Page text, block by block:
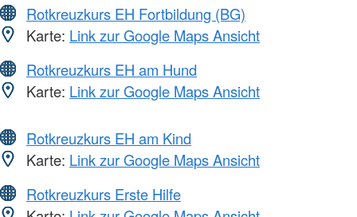
Rotkreuzkurs EH Fortbildung (BG)
Karte: Link zur Google Maps Ansicht
Rotkreuzkurs EH am Hund
Karte: Link zur Google Maps Ansicht
Rotkreuzkurs EH am Kind
Karte: Link zur Google Maps Ansicht
Rotkreuzkurs Erste Hilfe